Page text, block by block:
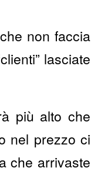
non faccia
lasciate
più alto che
nel prezzo ci
che arrivaste